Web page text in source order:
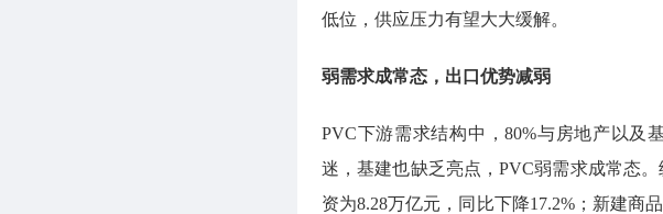
低位，供应压力有望大大缓解。
弱需求成常态，出口优势减弱
PVC下游需求结构中，80%与房地产以及
迷，基建也缺乏亮点，PVC弱需求成常态
资为8.28万亿元，同比下降17.2%；新建商